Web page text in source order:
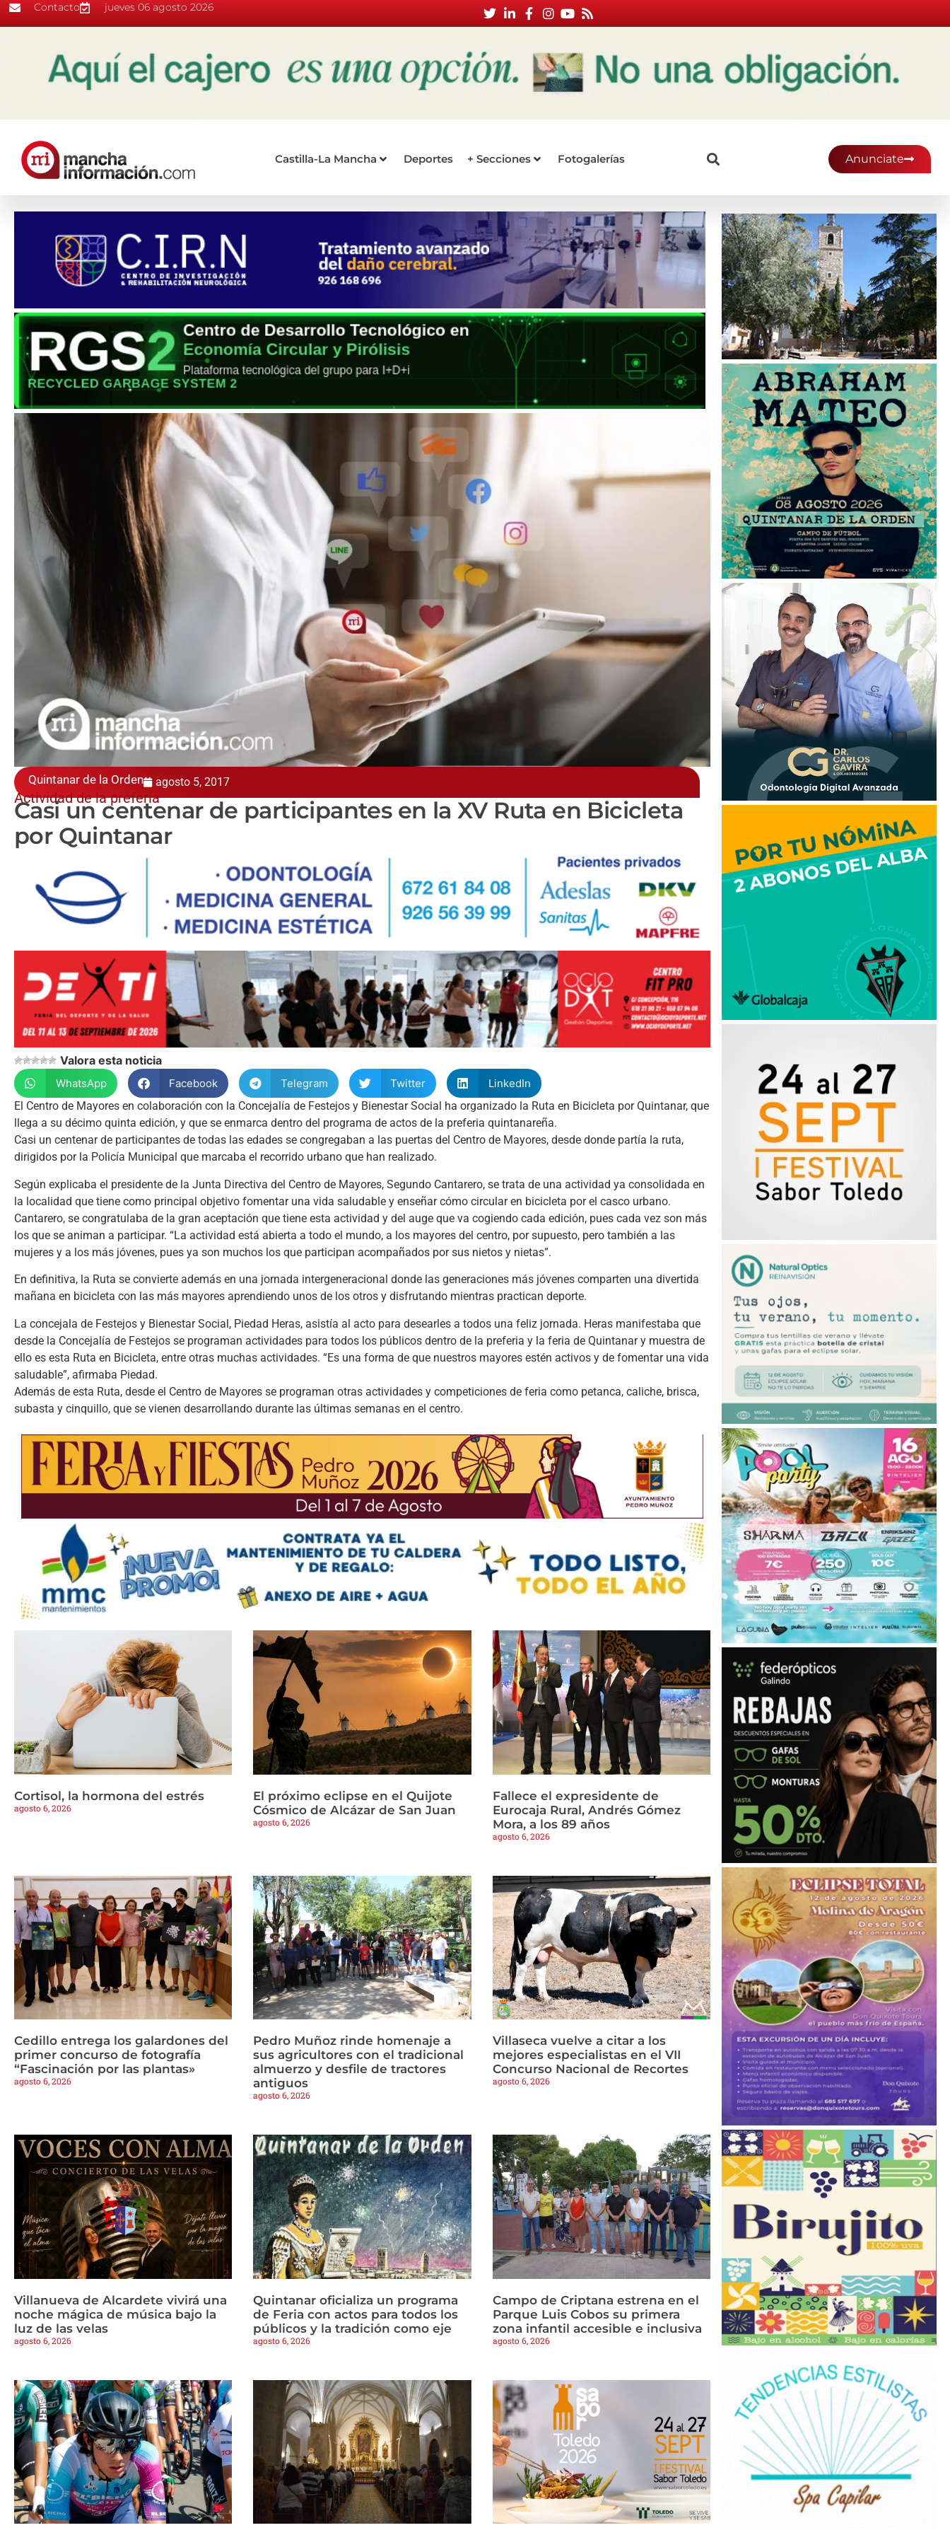
Contacto jueves 06 agosto 2026
Castilla-La Mancha Deportes + Secciones Fotogalerías Anunciate
Quintanar de la Orden agosto 5, 2017
Actividad de la preferia
Casi un centenar de participantes en la XV Ruta en Bicicleta
por Quintanar
Valora esta noticia
WhatsApp Facebook Telegram Twitter
LinkedIn
El Centro de Mayores en colaboración con la Concejalía de Festejos y Bienestar Social ha organizado la Ruta en Bicicleta por Quintanar, que
llega a su décimo quinta edición, y que se enmarca dentro del programa de actos de la preferia quintanareña.
Casi un centenar de participantes de todas las edades se congregaban a las puertas del Centro de Mayores, desde donde partía la ruta,
dirigidos por la Policía Municipal que marcaba el recorrido urbano que han realizado.
Según explicaba el presidente de la Junta Directiva del Centro de Mayores, Segundo Cantarero, se trata de una actividad ya consolidada en
la localidad que tiene como principal objetivo fomentar una vida saludable y enseñar cómo circular en bicicleta por el casco urbano.
Cantarero, se congratulaba de la gran aceptación que tiene esta actividad y del auge que va cogiendo cada edición, pues cada vez son más
los que se animan a participar. “La actividad está abierta a todo el mundo, a los mayores del centro, por supuesto, pero también a las
mujeres y a los más jóvenes, pues ya son muchos los que participan acompañados por sus nietos y nietas”.
En definitiva, la Ruta se convierte además en una jornada intergeneracional donde las generaciones más jóvenes comparten una divertida
mañana en bicicleta con las más mayores aprendiendo unos de los otros y disfrutando mientras practican deporte.
La concejala de Festejos y Bienestar Social, Piedad Heras, asistía al acto para desearles a todos una feliz jornada. Heras manifestaba que
desde la Concejalía de Festejos se programan actividades para todos los públicos dentro de la preferia y la feria de Quintanar y muestra de
ello es esta Ruta en Bicicleta, entre otras muchas actividades. “Es una forma de que nuestros mayores estén activos y de fomentar una vida
saludable”, afirmaba Piedad.
Además de esta Ruta, desde el Centro de Mayores se programan otras actividades y competiciones de feria como petanca, caliche, brisca,
subasta y cinquillo, que se vienen desarrollando durante las últimas semanas en el centro.
Cortisol, la hormona del estrés
agosto 6, 2026
El próximo eclipse en el Quijote
Cósmico de Alcázar de San Juan
agosto 6, 2026
Fallece el expresidente de
Eurocaja Rural, Andrés Gómez
Mora, a los 89 años
agosto 6, 2026
Cedillo entrega los galardones del
primer concurso de fotografía
“Fascinación por las plantas»
agosto 6, 2026
Pedro Muñoz rinde homenaje a
sus agricultores con el tradicional
almuerzo y desfile de tractores
antiguos
agosto 6, 2026
Villaseca vuelve a citar a los
mejores especialistas en el VII
Concurso Nacional de Recortes
agosto 6, 2026
Villanueva de Alcardete vivirá una
noche mágica de música bajo la
luz de las velas
agosto 6, 2026
Quintanar oficializa un programa
de Feria con actos para todos los
públicos y la tradición como eje
agosto 6, 2026
Campo de Criptana estrena en el
Parque Luis Cobos su primera
zona infantil accesible e inclusiva
agosto 6, 2026